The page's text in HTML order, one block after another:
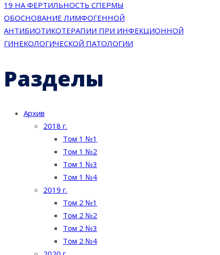
по
записям
19 НА ФЕРТИЛЬНОСТЬ СПЕРМЫ
ОБОСНОВАНИЕ ЛИМФОГЕННОЙ
АНТИБИОТИКОТЕРАПИИ ПРИ ИНФЕКЦИОННОЙ
ГИНЕКОЛОГИЧЕСКОЙ ПАТОЛОГИИ
Разделы
Архив
2018 г.
Том 1 №1
Том 1 №2
Том 1 №3
Том 1 №4
2019 г.
Том 2 №1
Том 2 №2
Том 2 №3
Том 2 №4